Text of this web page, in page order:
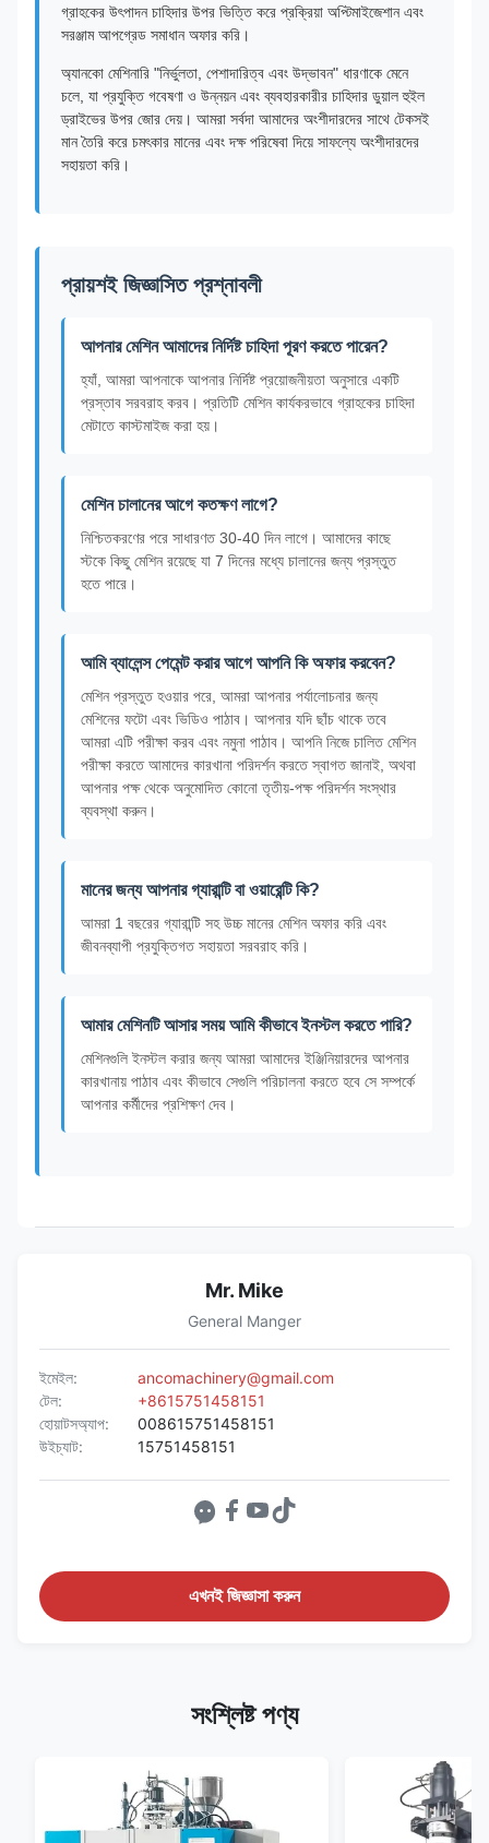
গ্রাহকের উৎপাদন চাহিদার উপর ভিত্তি করে প্রক্রিয়া অপ্টিমাইজেশান এবং
সরঞ্জাম আপগ্রেড সমাধান অফার করি।
অ্যানকো মেশিনারি "নির্ভুলতা, পেশাদারিত্ব এবং উদ্ভাবন" ধারণাকে মেনে
চলে, যা প্রযুক্তি গবেষণা ও উন্নয়ন এবং ব্যবহারকারীর চাহিদার ডুয়াল হুইল
ড্রাইভের উপর জোর দেয়। আমরা সর্বদা আমাদের অংশীদারদের সাথে টেকসই
মান তৈরি করে চমৎকার মানের এবং দক্ষ পরিষেবা দিয়ে সাফল্যে অংশীদারদের
সহায়তা করি।
প্রায়শই জিজ্ঞাসিত প্রশ্নাবলী
আপনার মেশিন আমাদের নির্দিষ্ট চাহিদা পূরণ করতে পারেন?
হ্যাঁ, আমরা আপনাকে আপনার নির্দিষ্ট প্রয়োজনীয়তা অনুসারে একটি
প্রস্তাব সরবরাহ করব। প্রতিটি মেশিন কার্যকরভাবে গ্রাহকের চাহিদা
মেটাতে কাস্টমাইজ করা হয়।
মেশিন চালানের আগে কতক্ষণ লাগে?
নিশ্চিতকরণের পরে সাধারণত 30-40 দিন লাগে। আমাদের কাছে
স্টকে কিছু মেশিন রয়েছে যা 7 দিনের মধ্যে চালানের জন্য প্রস্তুত
হতে পারে।
আমি ব্যালেন্স পেমেন্ট করার আগে আপনি কি অফার করবেন?
মেশিন প্রস্তুত হওয়ার পরে, আমরা আপনার পর্যালোচনার জন্য
মেশিনের ফটো এবং ভিডিও পাঠাব। আপনার যদি ছাঁচ থাকে তবে
আমরা এটি পরীক্ষা করব এবং নমুনা পাঠাব। আপনি নিজে চালিত মেশিন
পরীক্ষা করতে আমাদের কারখানা পরিদর্শন করতে স্বাগত জানাই, অথবা
আপনার পক্ষ থেকে অনুমোদিত কোনো তৃতীয়-পক্ষ পরিদর্শন সংস্থার
ব্যবস্থা করুন।
মানের জন্য আপনার গ্যারান্টি বা ওয়ারেন্টি কি?
আমরা 1 বছরের গ্যারান্টি সহ উচ্চ মানের মেশিন অফার করি এবং
জীবনব্যাপী প্রযুক্তিগত সহায়তা সরবরাহ করি।
আমার মেশিনটি আসার সময় আমি কীভাবে ইনস্টল করতে পারি?
মেশিনগুলি ইনস্টল করার জন্য আমরা আমাদের ইঞ্জিনিয়ারদের আপনার
কারখানায় পাঠাব এবং কীভাবে সেগুলি পরিচালনা করতে হবে সে সম্পর্কে
আপনার কর্মীদের প্রশিক্ষণ দেব।
Mr. Mike
General Manger
ইমেইল:
ancomachinery@gmail.com
টেল:
+8615751458151
হোয়াটসঅ্যাপ:
008615751458151
উইচ্যাট:
15751458151
এখনই জিজ্ঞাসা করুন
সংশ্লিষ্ট পণ্য